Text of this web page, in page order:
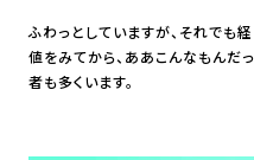
ふわっとしていますが、それでも
値をみてから、ああこんなもんだ
者も多くいます。